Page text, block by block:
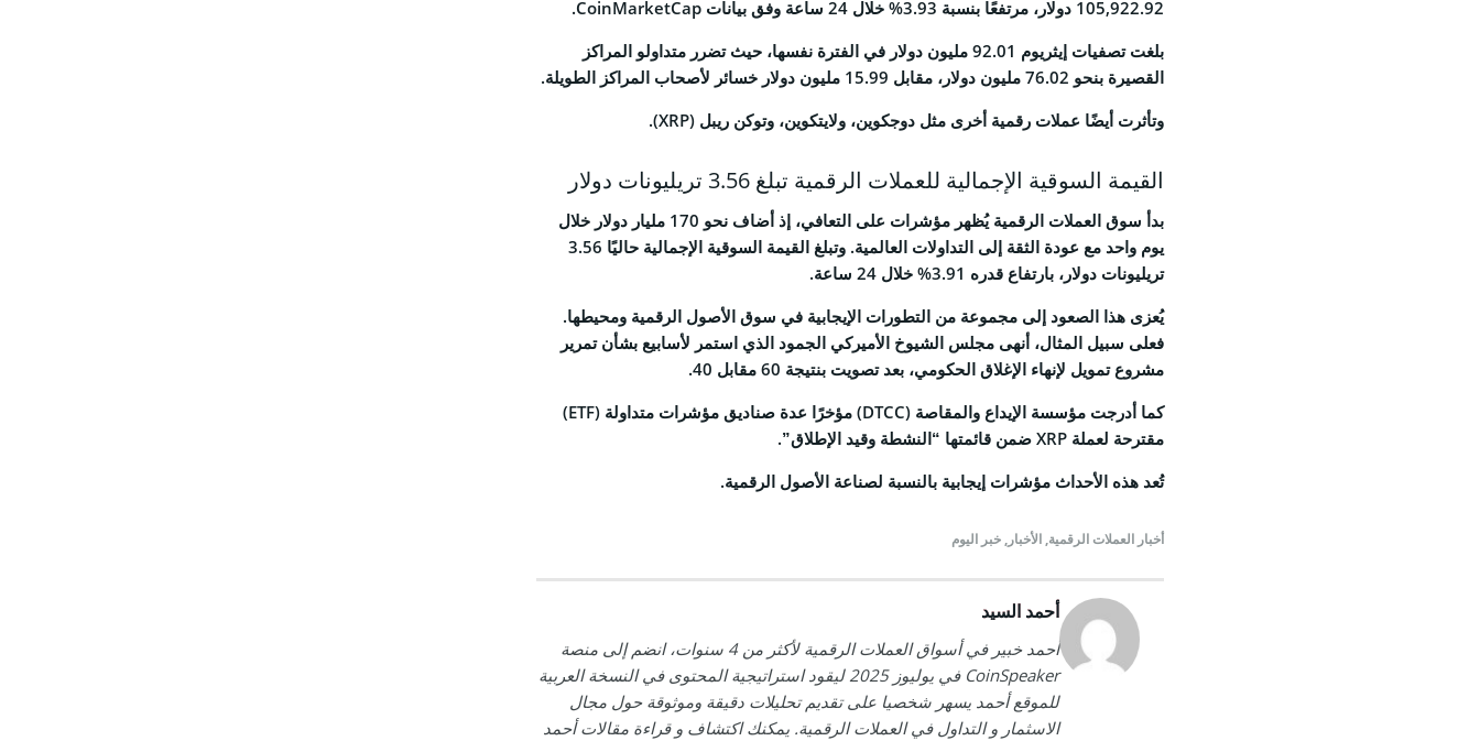
ALL RIGHTS RESERVED.
105,922.92 دولار، مرتفعًا بنسبة 3.93% خلال 24 ساعة وفق بيانات CoinMarketCap.
بلغت تصفيات إيثريوم 92.01 مليون دولار في الفترة نفسها، حيث تضرر متداولو المراكز
القصيرة بنحو 76.02 مليون دولار، مقابل 15.99 مليون دولار خسائر لأصحاب المراكز الطويلة.
وتأثرت أيضًا عملات رقمية أخرى مثل دوجكوين، ولايتكوين، وتوكن ريبل (XRP).
القيمة السوقية الإجمالية للعملات الرقمية تبلغ 3.56 تريليونات دولار
بدأ سوق العملات الرقمية يُظهر مؤشرات على التعافي، إذ أضاف نحو 170 مليار دولار خلال
يوم واحد مع عودة الثقة إلى التداولات العالمية. وتبلغ القيمة السوقية الإجمالية حاليًا 3.56
تريليونات دولار، بارتفاع قدره 3.91% خلال 24 ساعة.
يُعزى هذا الصعود إلى مجموعة من التطورات الإيجابية في سوق الأصول الرقمية ومحيطها.
فعلى سبيل المثال، أنهى مجلس الشيوخ الأميركي الجمود الذي استمر لأسابيع بشأن تمرير
مشروع تمويل لإنهاء الإغلاق الحكومي، بعد تصويت بنتيجة 60 مقابل 40.
كما أدرجت مؤسسة الإيداع والمقاصة (DTCC) مؤخرًا عدة صناديق مؤشرات متداولة (ETF)
مقترحة لعملة XRP ضمن قائمتها “النشطة وقيد الإطلاق”.
تُعد هذه الأحداث مؤشرات إيجابية بالنسبة لصناعة الأصول الرقمية.
أخبار العملات الرقمية, الأخبار, خبر اليوم
أحمد السيد
أحمد خبير في أسواق العملات الرقمية لأكثر من 4 سنوات، انضم إلى منصة
CoinSpeaker في يوليوز 2025 ليقود استراتيجية المحتوى في النسخة العربية
للموقع أحمد يسهر شخصيا على تقديم تحليلات دقيقة وموثوقة حول مجال
الاسثمار و التداول في العملات الرقمية. يمكنك اكتشاف و قراءة مقالات أحمد